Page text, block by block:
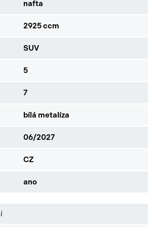
má pouze informativní charakter a
právo uzavření všech smluvních
nafta
2925 ccm
SUV
5
7
bílá metalíza
06/2027
CZ
ano